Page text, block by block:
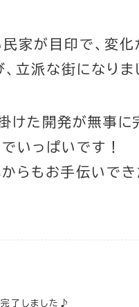
家が目印で、変化
立派な街になりま
けた開発が無事に
いっぱいです！
らもお手伝いで
了しました♪